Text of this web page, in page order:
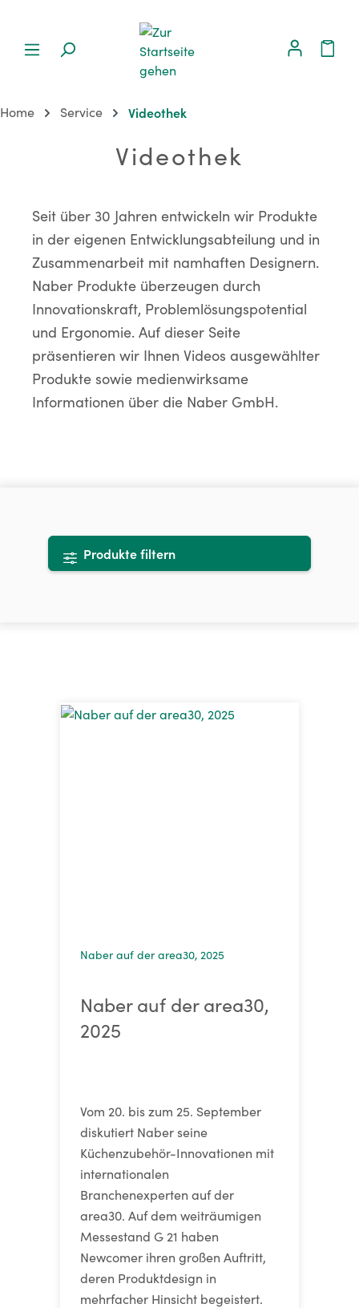
Home Service Videothek
Videothek
Seit über 30 Jahren entwickeln wir Produkte
in der eigenen Entwicklungsabteilung und in
Zusammenarbeit mit namhaften Designern.
Naber Produkte überzeugen durch
Innovationskraft, Problemlösungspotential
und Ergonomie. Auf dieser Seite
präsentieren wir Ihnen Videos ausgewählter
Produkte sowie medienwirksame
Informationen über die Naber GmbH.
Produkte filtern
Naber auf der area30, 2025
Naber auf der area30,
2025
Vom 20. bis zum 25. September
diskutiert Naber seine
Küchenzubehör-Innovationen mit
internationalen
Branchenexperten auf der
area30. Auf dem weiträumigen
Messestand G 21 haben
Newcomer ihren großen Auftritt,
deren Produktdesign in
mehrfacher Hinsicht begeistert.